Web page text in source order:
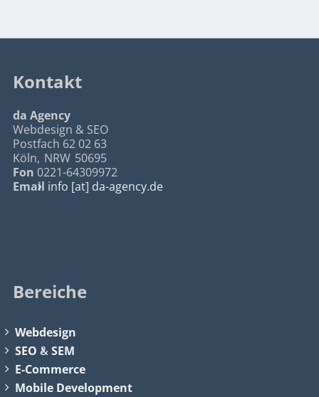
Kontakt
da Agency
Webdesign & SEO
Postfach 62 02 63
Köln, NRW 50695
Fon 0221-64309972
Email info [at] da-agency.de
Bereiche
Webdesign
SEO &SEM
E-Commerce
Mobile Development